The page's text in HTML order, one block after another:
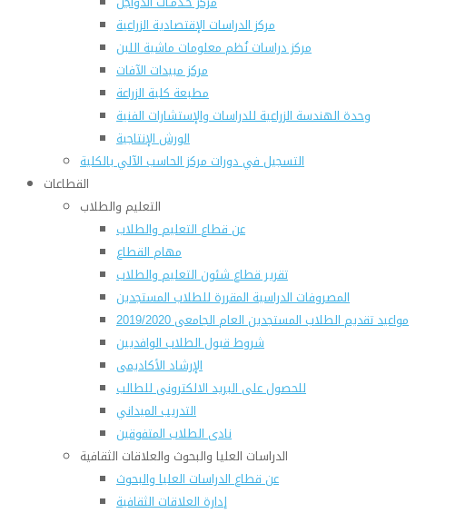
مركز الدراسات الإقتصادية الزراعية
مركز دراسات نُظم معلومات ماشية اللبن
مركز مبيدات الآفات
مطبعة كلية الزراعة
وحدة الهندسة الزراعية للدراسات والإستشارات الفنية
الورش الإنتاجية
التسجيل في دورات مركز الحاسب الآلي بالكلية
القطاعات
التعليم والطلاب
عن قطاع التعليم والطلاب
مهام القطاع
تقرير قطاع شئون التعليم والطلاب
المصروفات الدراسية المقررة للطلاب المستجدين
مواعيد تقديم الطلاب المستجدين العام الجامعى 2019/2020
شروط قبول الطلاب الوافديين
الإرشاد الأكاديمى
للحصول على البريد الالكترونى للطالب
التدريب الميداني
نادى الطلاب المتفوقين
الدراسات العليا والبحوث والعلاقات الثقافية
عن قطاع الدراسات العليا والبحوث
إدارة العلاقات الثقافية